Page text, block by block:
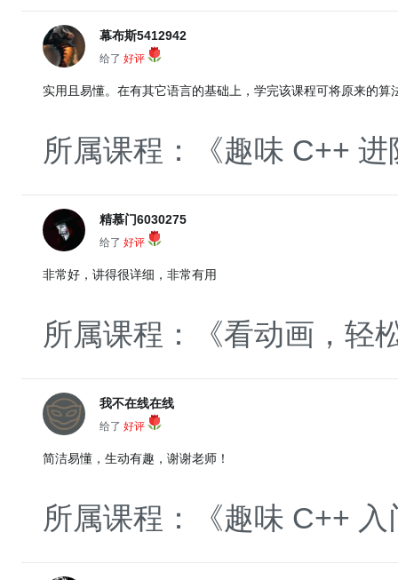
幕布斯5412942
给了 好评
实用且易懂。在有其它语言的基础上，学完该课程可将原来的算
所属课程：《趣味 C++ 进
精慕门6030275
给了 好评
非常好，讲得很详细，非常有用
所属课程：《看动画，轻
我不在线在线
给了 好评
简洁易懂，生动有趣，谢谢老师！
所属课程：《趣味 C++ 入